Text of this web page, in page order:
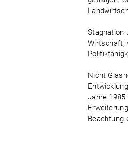
Stagnation
Wirtschaft;
Nicht
Jahre 1985
Beachtung